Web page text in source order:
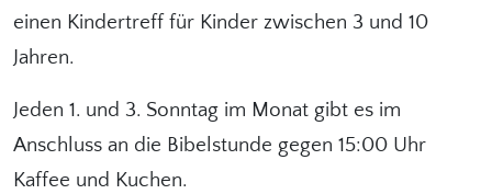
einen Kindertreff für Kinder zwischen 3 und 10
Jahren.
Jeden 1. und 3. Sonntag im Monat gibt es im
Anschluss an die Bibelstunde gegen 15:00 Uhr
Kaffee und Kuchen.